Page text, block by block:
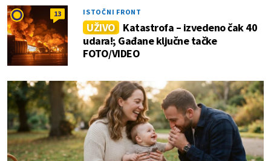
13 ISTOČNI FRONT
UŽIVO Katastrofa – izvedeno čak 40
udara!; Gađane ključne tačke
FOTO/VIDEO